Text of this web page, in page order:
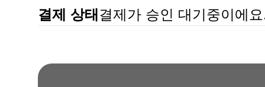
결제 상태 결제가 승인 대기중이에